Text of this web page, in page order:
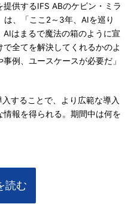
供するIFS ABのケビン・ミラ
は、「ここ2～3年、AIを巡り
はまるで魔法の箱のように宣
全てを解決してくれるかのよ
例、ユースケースが必要だ」
することで、より広範な導入
報を得られる。期間中は何を
読む